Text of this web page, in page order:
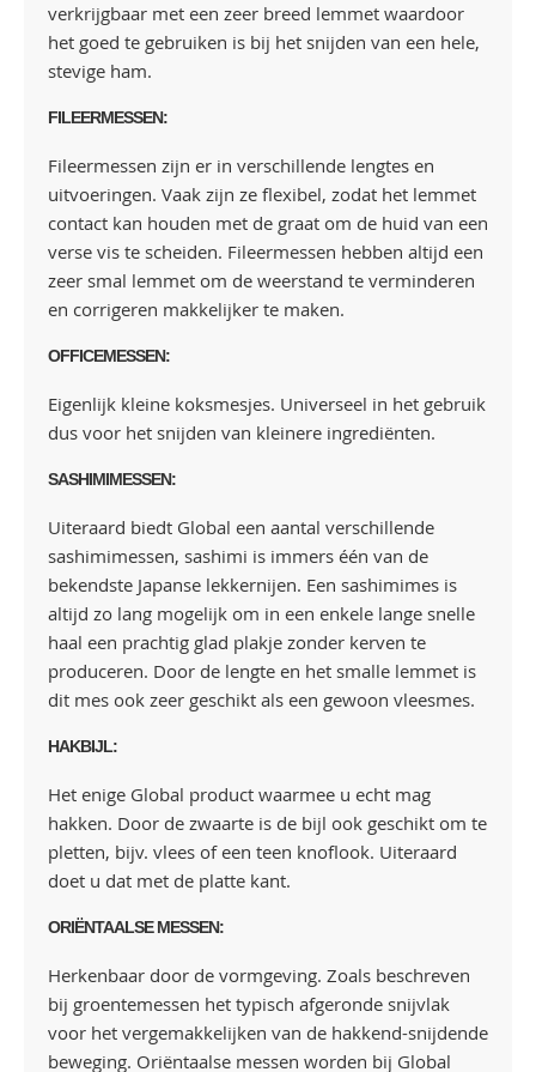
verkrijgbaar met een zeer breed lemmet waardoor
het goed te gebruiken is bij het snijden van een hele,
stevige ham.
FILEERMESSEN:
Fileermessen zijn er in verschillende lengtes en
uitvoeringen. Vaak zijn ze flexibel, zodat het lemmet
contact kan houden met de graat om de huid van een
verse vis te scheiden. Fileermessen hebben altijd een
zeer smal lemmet om de weerstand te verminderen
en corrigeren makkelijker te maken.
OFFICEMESSEN:
Eigenlijk kleine koksmesjes. Universeel in het gebruik
dus voor het snijden van kleinere ingrediënten.
SASHIMIMESSEN:
Uiteraard biedt Global een aantal verschillende
sashimimessen, sashimi is immers één van de
bekendste Japanse lekkernijen. Een sashimimes is
altijd zo lang mogelijk om in een enkele lange snelle
haal een prachtig glad plakje zonder kerven te
produceren. Door de lengte en het smalle lemmet is
dit mes ook zeer geschikt als een gewoon vleesmes.
HAKBIJL:
Het enige Global product waarmee u echt mag
hakken. Door de zwaarte is de bijl ook geschikt om te
pletten, bijv. vlees of een teen knoflook. Uiteraard
doet u dat met de platte kant.
ORIËNTAALSE MESSEN:
Herkenbaar door de vormgeving. Zoals beschreven
bij groentemessen het typisch afgeronde snijvlak
voor het vergemakkelijken van de hakkend-snijdende
beweging. Oriëntaalse messen worden bij Global